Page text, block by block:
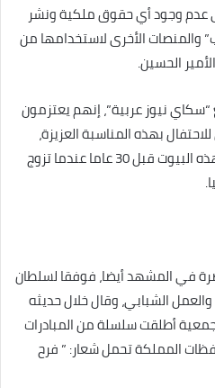
عدم وجود أي حقوق ملكية ونشر
والمنصات الأخرى لاستخدامها من
الحسين.
نيوز عربية”، إنهم يعتزمون
بهذه المناسبة العزيزة،
أسوة بآبائهم الذين فتحوا مثل هذه البيوت قبل 30 عاما عندما تزوج
في المشهد أيضا، فوفقا لسلطان
الشبابي، وقال خلال حديثه
أطلقت سلسلة من المبادرات
المملكة تحمل شعار: ” فرح